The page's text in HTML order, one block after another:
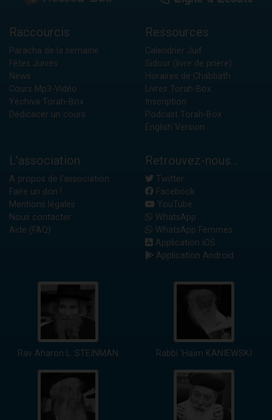
Raccourcis
Paracha de la semaine
Fêtes Juives
News
Cours Mp3-Vidéo
Yéchiva Torah-Box
Dédicacer un cours
Ressources
Calendrier Juif
Sidour (livre de prière)
Horaires de Chabbath
Livres Torah-Box
Inscription
Podcast Torah-Box
English Version
L'association
A propos de l'association
Faire un don !
Mentions légales
Nous contacter
Aide (FAQ)
Retrouvez-nous...
Twitter
Facebook
YouTube
WhatsApp
WhatsApp Femmes
Application iOS
Application Android
Rav Aharon L. STEINMAN Rabbi 'Haïm KANIEWSKI